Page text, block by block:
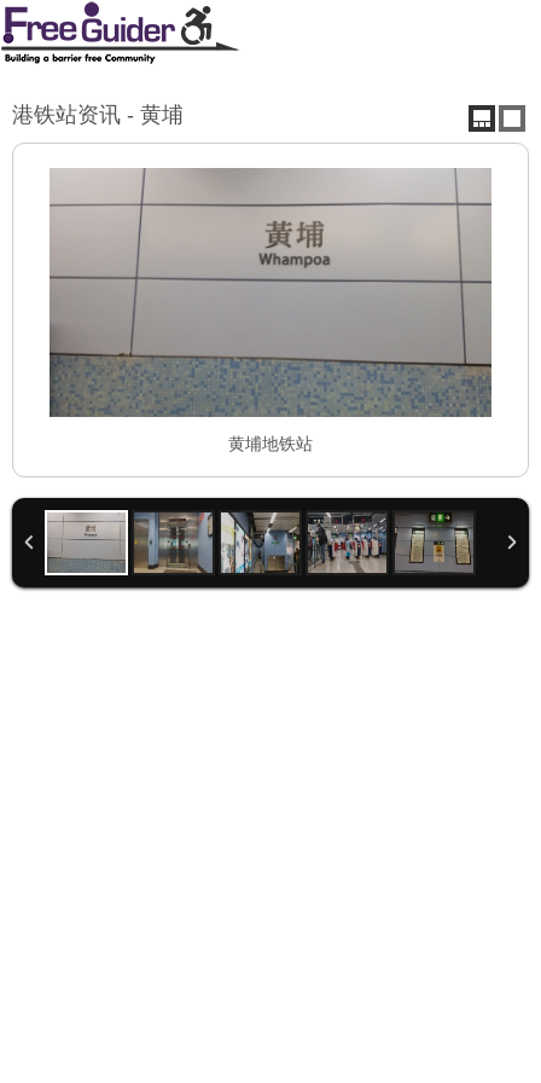
港铁站资讯 - 黄埔
黄埔地铁站